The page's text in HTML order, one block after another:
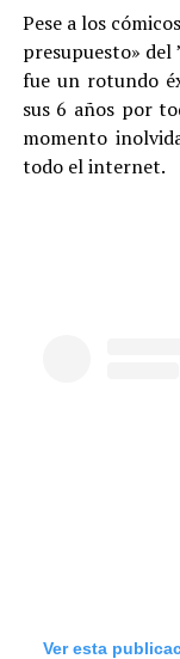
Pese a los
presupuesto» del
fue un rotundo
sus 6 años por
momento
todo el internet.
Ver esta